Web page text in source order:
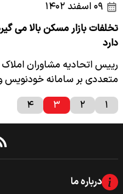
تخلفات بازار مسکن بالا می
دارد
رییس اتحادیه مشاوران املاک
متعددی بر سامانه خودنویس
۱
۲ ۳ ۴
درباره ما